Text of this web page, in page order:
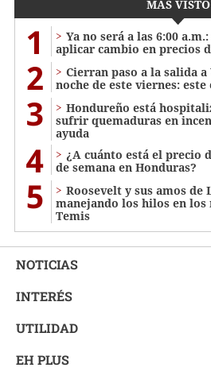
MÁS VISTO
1
Ya no será a las 6:00
aplicar cambio en precios
2
Cierran paso a la salida
noche de este viernes:
3
Hondureño está
sufrir quemaduras en
ayuda
4
¿A cuánto está el precio
de semana en Honduras?
5
Roosevelt y sus amos
manejando los hilos en los
Temis
NOTICIAS
INTERÉS
UTILIDAD
EH PLUS